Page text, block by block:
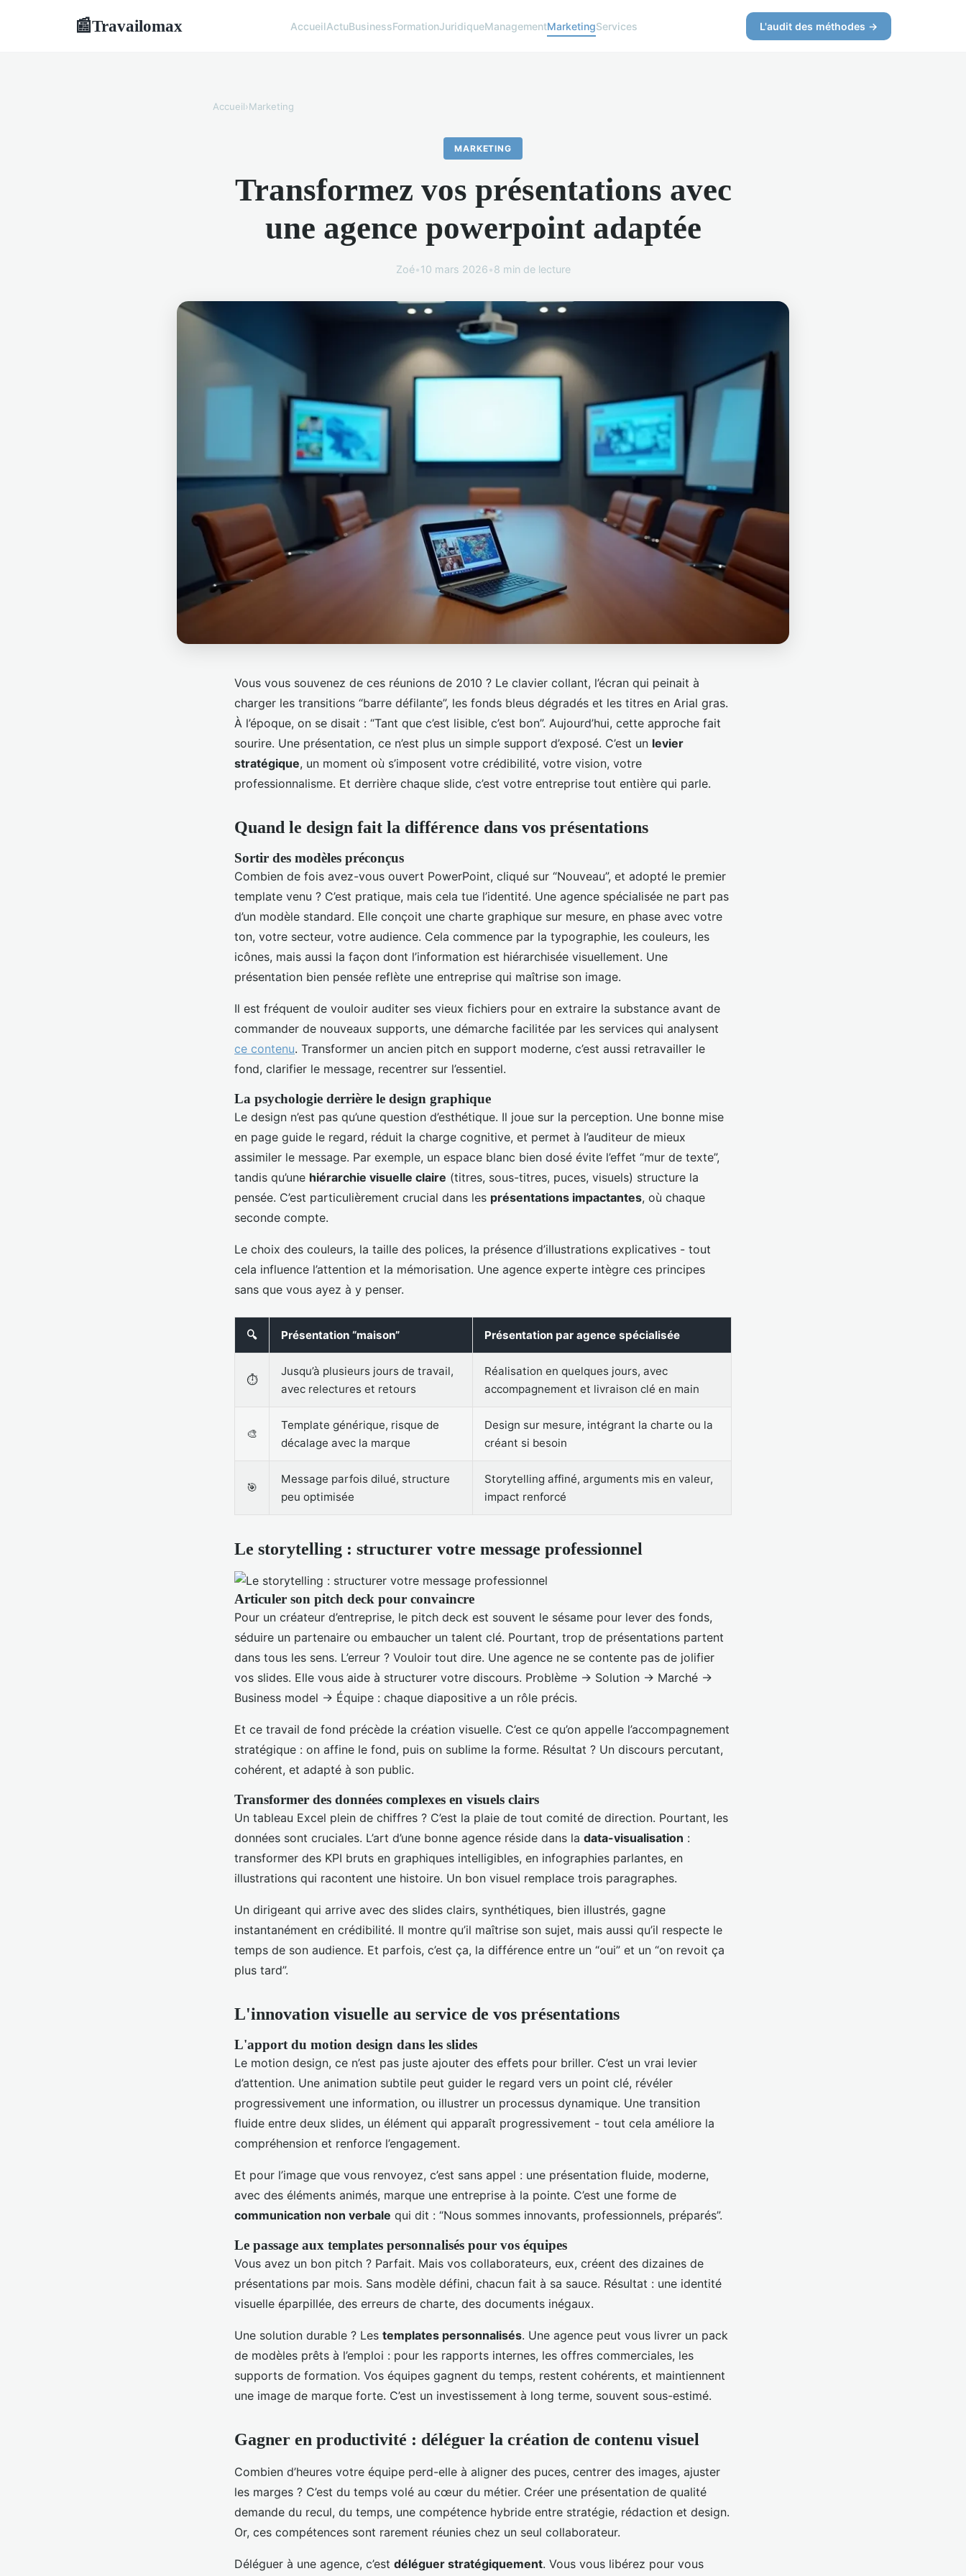
📰Travailomax AccueilActuBusinessFormationJuridiqueManagementMarketingServices L'audit des méthodes →
Accueil›Marketing
MARKETING
Transformez vos présentations avec
une agence powerpoint adaptée
Zoé•10 mars 2026•8 min de lecture
Vous vous souvenez de ces réunions de 2010 ? Le clavier collant, l’écran qui peinait à
charger les transitions “barre défilante”, les fonds bleus dégradés et les titres en Arial gras.
À l’époque, on se disait : “Tant que c’est lisible, c’est bon”. Aujourd’hui, cette approche fait
sourire. Une présentation, ce n’est plus un simple support d’exposé. C’est un levier
stratégique, un moment où s’imposent votre crédibilité, votre vision, votre
professionnalisme. Et derrière chaque slide, c’est votre entreprise tout entière qui parle.
Quand le design fait la différence dans vos présentations
Sortir des modèles préconçus
Combien de fois avez-vous ouvert PowerPoint, cliqué sur “Nouveau”, et adopté le premier
template venu ? C’est pratique, mais cela tue l’identité. Une agence spécialisée ne part pas
d’un modèle standard. Elle conçoit une charte graphique sur mesure, en phase avec votre
ton, votre secteur, votre audience. Cela commence par la typographie, les couleurs, les
icônes, mais aussi la façon dont l’information est hiérarchisée visuellement. Une
présentation bien pensée reflète une entreprise qui maîtrise son image.
Il est fréquent de vouloir auditer ses vieux fichiers pour en extraire la substance avant de
commander de nouveaux supports, une démarche facilitée par les services qui analysent
ce contenu. Transformer un ancien pitch en support moderne, c’est aussi retravailler le
fond, clarifier le message, recentrer sur l’essentiel.
La psychologie derrière le design graphique
Le design n’est pas qu’une question d’esthétique. Il joue sur la perception. Une bonne mise
en page guide le regard, réduit la charge cognitive, et permet à l’auditeur de mieux
assimiler le message. Par exemple, un espace blanc bien dosé évite l’effet “mur de texte”,
tandis qu’une hiérarchie visuelle claire (titres, sous-titres, puces, visuels) structure la
pensée. C’est particulièrement crucial dans les présentations impactantes, où chaque
seconde compte.
Le choix des couleurs, la taille des polices, la présence d’illustrations explicatives - tout
cela influence l’attention et la mémorisation. Une agence experte intègre ces principes
sans que vous ayez à y penser.
🔍 Présentation “maison” Présentation par agence spécialisée
⏱️
Jusqu’à plusieurs jours de travail,
avec relectures et retours
Réalisation en quelques jours, avec
accompagnement et livraison clé en main
🎨
Template générique, risque de
décalage avec la marque
Design sur mesure, intégrant la charte ou la
créant si besoin
🎯
Message parfois dilué, structure
peu optimisée
Storytelling affiné, arguments mis en valeur,
impact renforcé
Le storytelling : structurer votre message professionnel
Articuler son pitch deck pour convaincre
Pour un créateur d’entreprise, le pitch deck est souvent le sésame pour lever des fonds,
séduire un partenaire ou embaucher un talent clé. Pourtant, trop de présentations partent
dans tous les sens. L’erreur ? Vouloir tout dire. Une agence ne se contente pas de jolifier
vos slides. Elle vous aide à structurer votre discours. Problème → Solution → Marché →
Business model → Équipe : chaque diapositive a un rôle précis.
Et ce travail de fond précède la création visuelle. C’est ce qu’on appelle l’accompagnement
stratégique : on affine le fond, puis on sublime la forme. Résultat ? Un discours percutant,
cohérent, et adapté à son public.
Transformer des données complexes en visuels clairs
Un tableau Excel plein de chiffres ? C’est la plaie de tout comité de direction. Pourtant, les
données sont cruciales. L’art d’une bonne agence réside dans la data-visualisation :
transformer des KPI bruts en graphiques intelligibles, en infographies parlantes, en
illustrations qui racontent une histoire. Un bon visuel remplace trois paragraphes.
Un dirigeant qui arrive avec des slides clairs, synthétiques, bien illustrés, gagne
instantanément en crédibilité. Il montre qu’il maîtrise son sujet, mais aussi qu’il respecte le
temps de son audience. Et parfois, c’est ça, la différence entre un “oui” et un “on revoit ça
plus tard”.
L'innovation visuelle au service de vos présentations
L'apport du motion design dans les slides
Le motion design, ce n’est pas juste ajouter des effets pour briller. C’est un vrai levier
d’attention. Une animation subtile peut guider le regard vers un point clé, révéler
progressivement une information, ou illustrer un processus dynamique. Une transition
fluide entre deux slides, un élément qui apparaît progressivement - tout cela améliore la
compréhension et renforce l’engagement.
Et pour l’image que vous renvoyez, c’est sans appel : une présentation fluide, moderne,
avec des éléments animés, marque une entreprise à la pointe. C’est une forme de
communication non verbale qui dit : “Nous sommes innovants, professionnels, préparés”.
Le passage aux templates personnalisés pour vos équipes
Vous avez un bon pitch ? Parfait. Mais vos collaborateurs, eux, créent des dizaines de
présentations par mois. Sans modèle défini, chacun fait à sa sauce. Résultat : une identité
visuelle éparpillée, des erreurs de charte, des documents inégaux.
Une solution durable ? Les templates personnalisés. Une agence peut vous livrer un pack
de modèles prêts à l’emploi : pour les rapports internes, les offres commerciales, les
supports de formation. Vos équipes gagnent du temps, restent cohérents, et maintiennent
une image de marque forte. C’est un investissement à long terme, souvent sous-estimé.
Gagner en productivité : déléguer la création de contenu visuel
Combien d’heures votre équipe perd-elle à aligner des puces, centrer des images, ajuster
les marges ? C’est du temps volé au cœur du métier. Créer une présentation de qualité
demande du recul, du temps, une compétence hybride entre stratégie, rédaction et design.
Or, ces compétences sont rarement réunies chez un seul collaborateur.
Déléguer à une agence, c’est déléguer stratégiquement. Vous vous libérez pour vous